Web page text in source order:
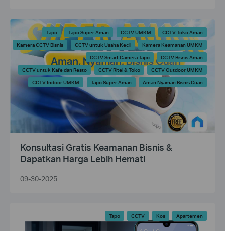
Tapo Tapo Super Aman CCTV UMKM CCTV Toko Aman
Kamera CCTV Bisnis CCTV untuk Usaha Kecil Kamera Keamanan UMKM
CCTV Smart Camera Tapo CCTV Bisnis Aman
CCTV untuk Kafe dan Resto CCTV Ritel & Toko CCTV Outdoor UMKM
CCTV Indoor UMKM Tapo Super Aman Aman Nyaman Bisnis Cuan
Konsultasi Gratis Keamanan Bisnis &
Dapatkan Harga Lebih Hemat!
09-30-2025
Tapo CCTV Kos Apartemen